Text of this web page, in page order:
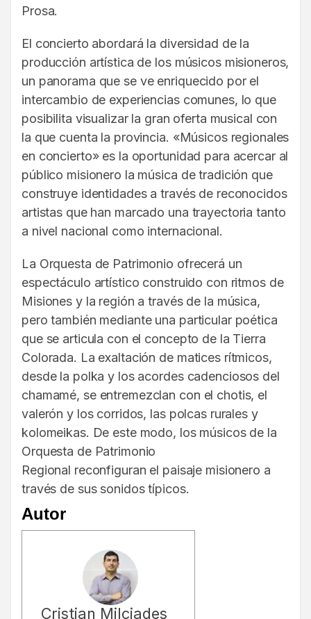
Prosa.
El concierto abordará la diversidad de la
producción artística de los músicos misioneros,
un panorama que se ve enriquecido por el
intercambio de experiencias comunes, lo que
posibilita visualizar la gran oferta musical con
la que cuenta la provincia. «Músicos regionales
en concierto» es la oportunidad para acercar al
público misionero la música de tradición que
construye identidades a través de reconocidos
artistas que han marcado una trayectoria tanto
a nivel nacional como internacional.
La Orquesta de Patrimonio ofrecerá un
espectáculo artístico construido con ritmos de
Misiones y la región a través de la música,
pero también mediante una particular poética
que se articula con el concepto de la Tierra
Colorada. La exaltación de matices rítmicos,
desde la polka y los acordes cadenciosos del
chamamé, se entremezclan con el chotis, el
valerón y los corridos, las polcas rurales y
kolomeikas. De este modo, los músicos de la
Orquesta de Patrimonio
Regional reconfiguran el paisaje misionero a
través de sus sonidos típicos.
Autor
Cristian Milciades